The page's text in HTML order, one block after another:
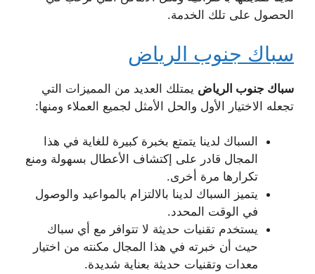
الحصول على تلك الخدمة.
سباك جنوب الرياض
سباك جنوب الرياض يمتلك العديد من المميزات التي
تجعله الاختيار الأول والحل الأمثل لجميع العملاء ومنها:
السباك لدينا يتمتع بخبرة كبيرة للغاية في هذا
المجال قادر على إكتشاف الأعطال بسهولة ومنع
تكرارها مرة أخرى.
يتميز السباك لدينا بالالتزام بالمواعيد والوصول
في الوقت المحدد.
يستخدم تقنيات حديثة لا تتوافر مع أي سباك
حيث أن خبرته في هذا المجال مكنته من اختيار
معدات وتقنيات حديثة بعناية شديدة.